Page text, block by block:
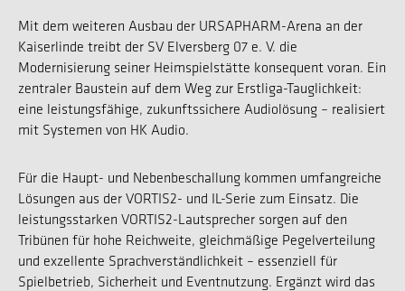
Mit dem weiteren Ausbau der URSAPHARM-Arena an der
Kaiserlinde treibt der SV Elversberg 07 e. V. die
Modernisierung seiner Heimspielstätte konsequent voran. Ein
zentraler Baustein auf dem Weg zur Erstliga-Tauglichkeit:
eine leistungsfähige, zukunftssichere Audiolösung – realisiert
mit Systemen von HK Audio.
Für die Haupt- und Nebenbeschallung kommen umfangreiche
Lösungen aus der VORTIS2- und IL-Serie zum Einsatz. Die
leistungsstarken VORTIS2-Lautsprecher sorgen auf den
Tribünen für hohe Reichweite, gleichmäßige Pegelverteilung
und exzellente Sprachverständlichkeit – essenziell für
Spielbetrieb, Sicherheit und Eventnutzung. Ergänzt wird das